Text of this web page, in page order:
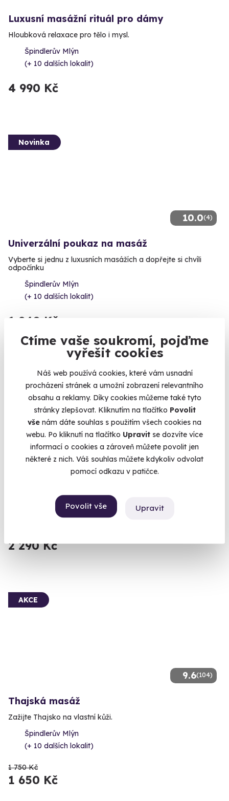
Ctíme vaše soukromí, pojďme
vyřešit cookies
Náš web používá cookies, které vám usnadní
procházení stránek a umožní zobrazení relevantního
obsahu a reklamy. Díky cookies můžeme také tyto
stránky zlepšovat. Kliknutím na tlačítko Povolit
vše nám dáte souhlas s použitím všech cookies na
webu. Po kliknutí na tlačítko Upravit se dozvíte více
informací o cookies a zároveň můžete povolit jen
některé z nich. Váš souhlas můžete kdykoliv odvolat
pomocí odkazu v patičce.
Povolit vše Upravit
Luxusní masážní rituál pro dámy
Hloubková relaxace pro tělo i mysl.
Špindlerův Mlýn
(+ 10 dalších lokalit)
4 990 Kč
10.0(4)
Novinka
Univerzální poukaz na masáž
Vyberte si jednu z luxusních masážích a dopřejte si chvíli
odpočínku
Špindlerův Mlýn
(+ 10 dalších lokalit)
1 840 Kč
9.6(112)
Královská thajská masáž
Špindlerův Mlýn
(+ 10 dalších lokalit)
2 290 Kč
9.6(104)
AKCE
Thajská masáž
Zažijte Thajsko na vlastní kůži.
Špindlerův Mlýn
(+ 10 dalších lokalit)
1 750 Kč
1 650 Kč